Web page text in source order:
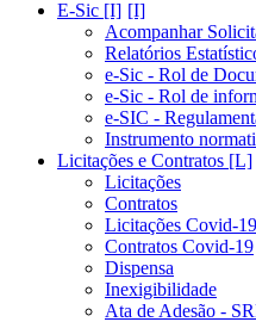
E-Sic [I]
Acompanhar
Relatórios
e-Sic - Rol de
e-Sic - Rol de
e-SIC -
Instrumento
Licitações e Contratos [L]
Licitações
Contratos
Licitações Covid-19
Contratos Covid-19
Dispensa
Inexigibilidade
Ata de Adesão -